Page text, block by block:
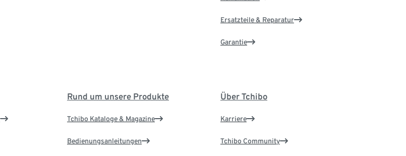
Ersatzteile & Reparatur
Garantie
Rund um unsere Produkte
Tchibo Kataloge & Magazine
Bedienungsanleitungen
Über Tchibo
Karriere
Tchibo Community